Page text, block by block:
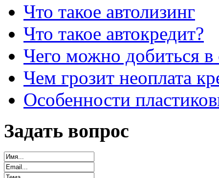
Что такое автолизинг
Что такое автокредит?
Чего можно добиться в
Чем грозит неоплата
Особенности
Задать вопрос